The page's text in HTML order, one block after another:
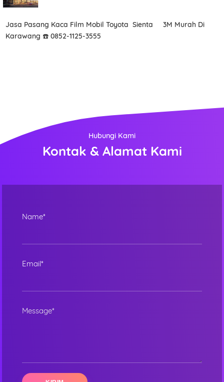
Jasa Pasang Kaca Film Mobil Toyota Sienta 3M Murah Di
Karawang ☎️ 0852-1125-3555
Hubungi Kami
Kontak & Alamat Kami
Name*
Email*
Message*